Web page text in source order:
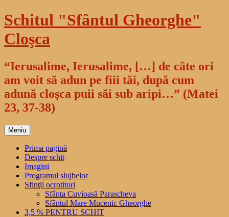
Sari
la
conținut
Schitul "Sfântul Gheorghe"
Cloşca
“Ierusalime, Ierusalime, […] de câte ori
am voit să adun pe fiii tăi, după cum
adună cloşca puii săi sub aripi…” (Matei
23, 37-38)
Meniu
Prima pagină
Despre schit
Imagini
Programul slujbelor
Sfinţii ocrotitori
Sfânta Cuvioasă Parascheva
Sfântul Mare Mucenic Gheorghe
3,5 % PENTRU SCHIT